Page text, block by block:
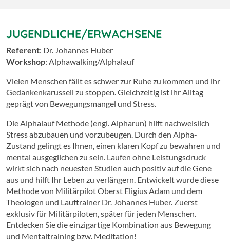
JUGENDLICHE/ERWACHSENE
Referent: Dr. Johannes Huber
Workshop: Alphawalking/Alphalauf
Vielen Menschen fällt es schwer zur Ruhe zu kommen und ihr
Gedankenkarussell zu stoppen. Gleichzeitig ist ihr Alltag
geprägt von Bewegungsmangel und Stress.
Die Alphalauf Methode (engl. Alpharun) hilft nachweislich
Stress abzubauen und vorzubeugen. Durch den Alpha-
Zustand gelingt es Ihnen, einen klaren Kopf zu bewahren und
mental ausgeglichen zu sein. Laufen ohne Leistungsdruck
wirkt sich nach neuesten Studien auch positiv auf die Gene
aus und hilft Ihr Leben zu verlängern. Entwickelt wurde diese
Methode von Militärpilot Oberst Eligius Adam und dem
Theologen und Lauftrainer Dr. Johannes Huber. Zuerst
exklusiv für Militärpiloten, später für jeden Menschen.
Entdecken Sie die einzigartige Kombination aus Bewegung
und Mentaltraining bzw. Meditation!